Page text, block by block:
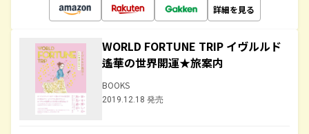
詳細を見る
WORLD FORTUNE TRIP イヴルルド
遙華の世界開運★旅案内
BOOKS
2019.12.18 発売